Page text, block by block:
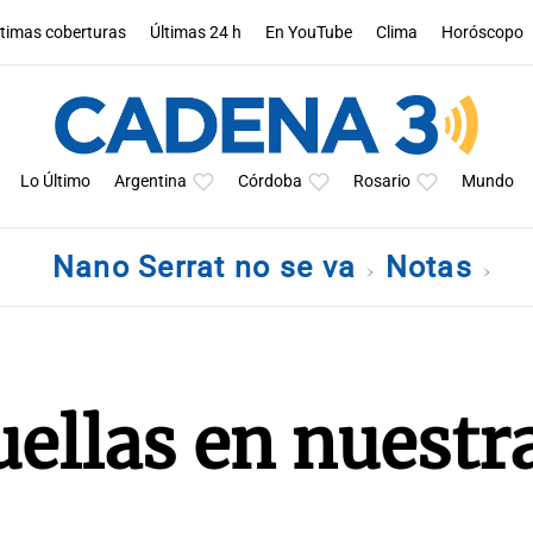
coberturas Últimas 24 h En YouTube Clima Horóscopo
Lo Último Argentina Córdoba Rosario Mundo
Nano Serrat no se va Notas
en